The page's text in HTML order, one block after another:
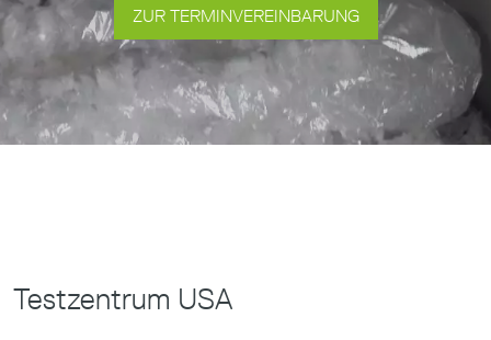
ZUR TERMINVEREINBARUNG
Testzentrum USA